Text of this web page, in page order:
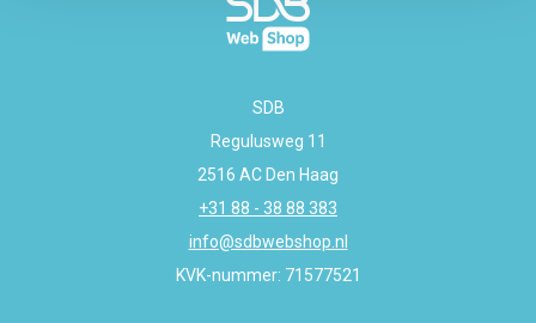
SDB
Regulusweg 11
2516 AC Den Haag
+31 88 - 38 88 383
info@sdbwebshop.nl
KVK-nummer: 71577521